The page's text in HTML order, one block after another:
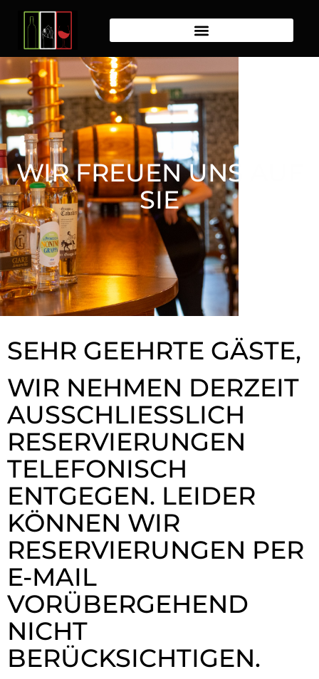
WIR FREUEN UNS AUF
SIE
SEHR GEEHRTE GÄSTE,
WIR NEHMEN DERZEIT
AUSSCHLIESSLICH R
ESERVIERUNGEN T
ELEFONISCH E
NTGEGEN. LEIDER K
ÖNNEN WIR R
ESERVIERUNGEN PER E
-MAIL V
ORÜBERGEHEND N
ICHT B
ERÜCKSICHTIGEN.